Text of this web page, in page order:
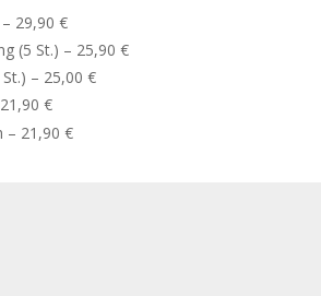
29,90 €
(5 St.) – 25,90 €
– 25,00 €
€
– 21,90 €